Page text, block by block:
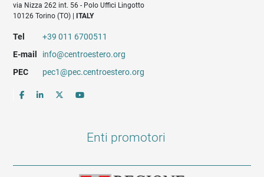
via Nizza 262 int. 56 - Polo Uffici Lingotto
10126 Torino (TO) |ITALY
Tel
+39 011 6700511
E-mail
info@centroestero.org
PEC
pec1@pec.centroestero.org
Enti promotori